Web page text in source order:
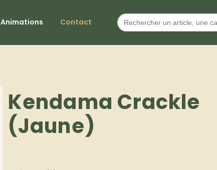
Animations Contact
Search
for:
Kendama Crackle
(Jaune)